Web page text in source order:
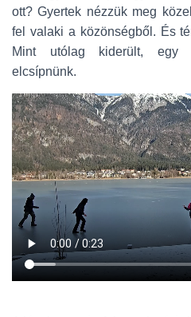
ott? Gyertek nézzük meg
fel valaki a közönségből. És
Mint utólag kiderült, egy
elcsípnünk.